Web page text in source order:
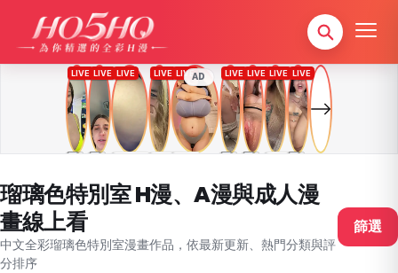
AD
瑠璃色特別室 H漫、A漫與成人漫
畫線上看
中文全彩瑠璃色特別室漫畫作品，依最新更新、熱門分類與評
分排序
篩選